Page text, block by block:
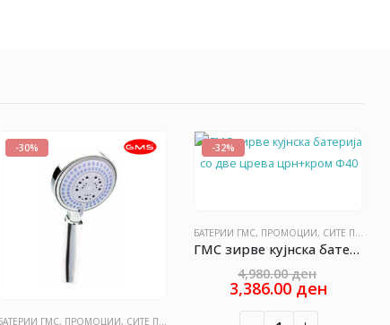
-30%
ГМС, ПРОМОЦИИ, СИТЕ ПРОИЗВОДИ
-32%
БАТЕРИИ ГМС, ПРОМОЦИИ, СИТЕ ПРОИЗВОДИ
ГМС зирве кујнска батерија со две црева црн+кром Ф40
4,980.00ден
price
3,386.00ден